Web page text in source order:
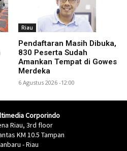
Riau
Pendaftaran Masih Dibuka,
830 Peserta Sudah
Amankan Tempat di Gowes
Merdeka
6 Agustus 2026 -12:00
Corporindo
Riau, 3rd floor
KM 10.5 Tampan
- Riau